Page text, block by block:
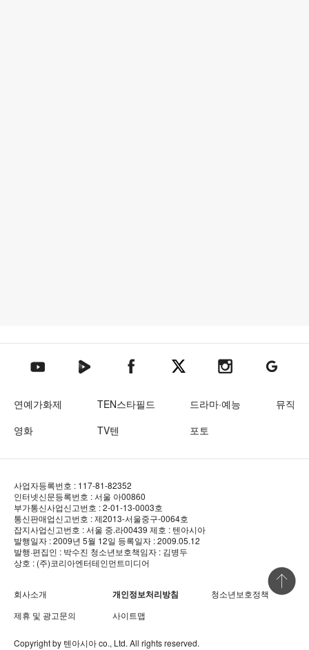
텐아시아 유튜브텐아시아 네이버TV텐아시아 페이스북텐아시아 엑스텐아시아 인스타그램
텐아시아
연예가화제 TEN스타필드 드라마·예능
뮤직
영화
TV텐 포토
사업자등록번호 : 117-81-82352
인터넷신문등록번호 : 서울 아00860
부가통신사업신고번호 : 2-01-13-0003호
통신판매업신고번호 : 제2013-서울중구-0064호
잡지사업신고번호 : 서울 중.라00439 제호 : 텐아시아
발행일자 : 2009년 5월 12일 등록일자 : 2009.05.12
발행·편집인 : 박수진 청소년보호책임자 : 김병두
상호 : (주)코리아엔터테인먼트미디어
회사소개 개인정보처리방침
청소년보호정책
제휴 및 광고문의
사이트맵
Copyright by 텐아시아co., Ltd. All rights reserved.
상단 바로